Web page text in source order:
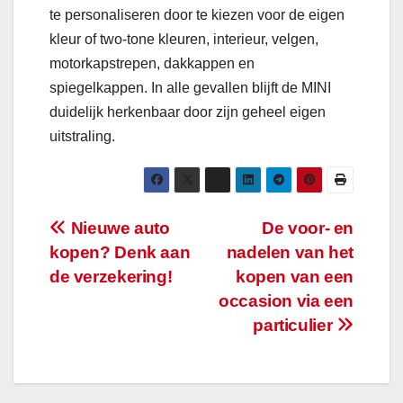
te personaliseren door te kiezen voor de eigen
kleur of two-tone kleuren, interieur, velgen,
motorkapstrepen, dakkappen en
spiegelkappen. In alle gevallen blijft de MINI
duidelijk herkenbaar door zijn geheel eigen
uitstraling.
Bericht
navigatie
De voor- en
nadelen van het
kopen van een
occasion via een
particulier
Nieuwe auto
kopen? Denk aan
de verzekering!